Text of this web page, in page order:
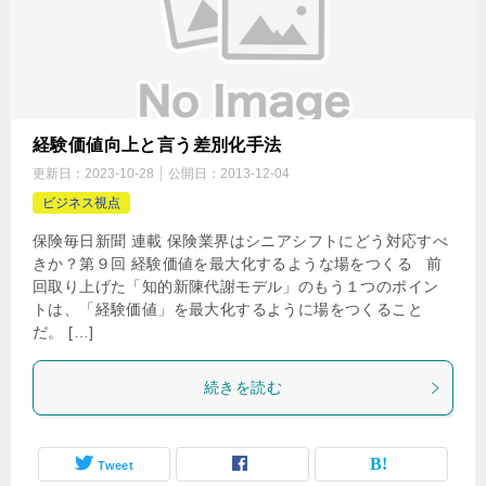
経験価値向上と言う差別化手法
更新日： 2023-10-28 公開日： 2013-12-04
ビジネス視点
保険毎日新聞 連載 保険業界はシニアシフトにどう対応すべ
きか？第９回 経験価値を最大化するような場をつくる 前
回取り上げた「知的新陳代謝モデル」のもう１つのポイン
トは、「経験価値」を最大化するように場をつくること
だ。 […]
続きを読む
Tweet